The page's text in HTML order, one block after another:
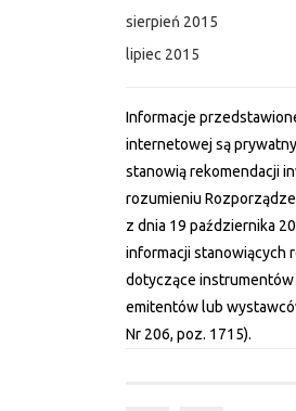
sierpień 2015
lipiec 2015
Informacje
internetowej są
stanowią rekomendacji
rozumieniu
z dnia 19 października
informacji stanowiących
dotyczące
emitentów lub
Nr 206, poz. 1715).